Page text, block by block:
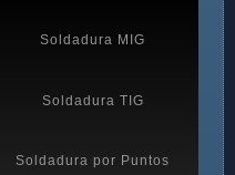
Soldadura MIG
Soldadura TIG
Soldadura por Puntos